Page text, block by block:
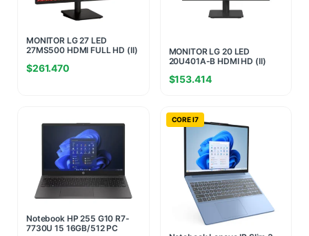
MONITOR LG 27 LED
27MS500 HDMI FULL HD (II)
$261.470
MONITOR LG 20 LED
20U401A-B HDMI HD (II)
$153.414
Notebook HP 255 G10 R7-
7730U 15 16GB/512 PC
CORE I7